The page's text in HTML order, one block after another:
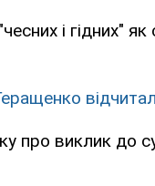
і гідних"
про виклик до